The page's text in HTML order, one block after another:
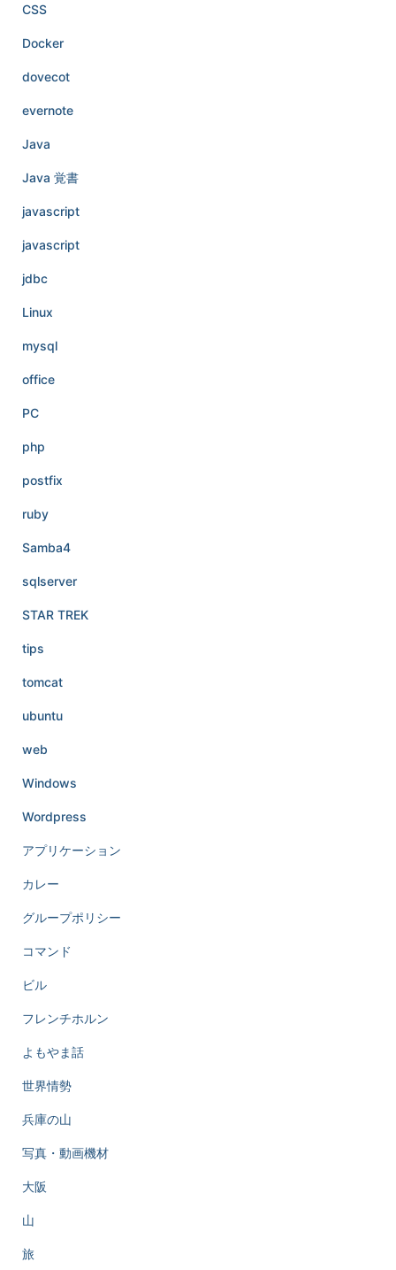
CSS
Docker
dovecot
evernote
Java
Java 覚書
javascript
javascript
jdbc
Linux
mysql
office
PC
php
postfix
ruby
Samba4
sqlserver
STAR TREK
tips
tomcat
ubuntu
web
Windows
Wordpress
アプリケーション
カレー
グループポリシー
コマンド
ビル
フレンチホルン
よもやま話
世界情勢
兵庫の山
写真・動画機材
大阪
山
旅